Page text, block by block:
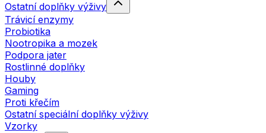
Ostatní doplňky výživy
Trávicí enzymy
Probiotika
Nootropika a mozek
Podpora jater
Rostlinné doplňky
Houby
Gaming
Proti křečím
Ostatní speciální doplňky výživy
Vzorky